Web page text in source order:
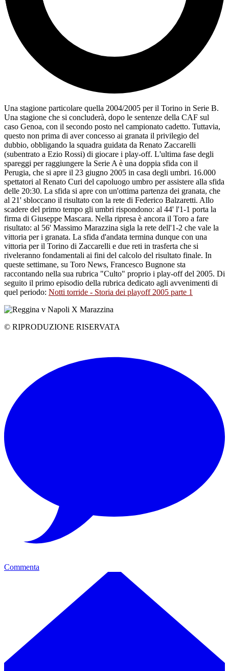
Una stagione particolare quella 2004/2005 per il Torino in Serie B.
Una stagione che si concluderà, dopo le sentenze della CAF sul
caso Genoa, con il secondo posto nel campionato cadetto. Tuttavia,
questo non prima di aver concesso ai granata il privilegio del
dubbio, obbligando la squadra guidata da Renato Zaccarelli
(subentrato a Ezio Rossi) di giocare i play-off. L'ultima fase degli
spareggi per raggiungere la Serie A è una doppia sfida con il
Perugia, che si apre il 23 giugno 2005 in casa degli umbri. 16.000
spettatori al Renato Curi del capoluogo umbro per assistere alla sfida
delle 20:30. La sfida si apre con un'ottima partenza dei granata, che
al 21' sbloccano il risultato con la rete di Federico Balzaretti. Allo
scadere del primo tempo gli umbri rispondono: al 44' l'1-1 porta la
firma di Giuseppe Mascara. Nella ripresa è ancora il Toro a fare
risultato: al 56' Massimo Marazzina sigla la rete dell'1-2 che vale la
vittoria per i granata. La sfida d'andata termina dunque con una
vittoria per il Torino di Zaccarelli e due reti in trasferta che si
riveleranno fondamentali ai fini del calcolo del risultato finale. In
queste settimane, su Toro News, Francesco Bugnone sta
raccontando nella sua rubrica "Culto" proprio i play-off del 2005. Di
seguito il primo episodio della rubrica dedicato agli avvenimenti di
quel periodo: Notti torride - Storia dei playoff 2005 parte 1
© RIPRODUZIONE RISERVATA
Commenta